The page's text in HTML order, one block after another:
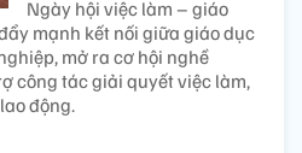
Ngày hội việc làm – giáo
mạnh kết nối giữa giáo dục
mở ra cơ hội nghề
công tác giải quyết việc làm,
động.